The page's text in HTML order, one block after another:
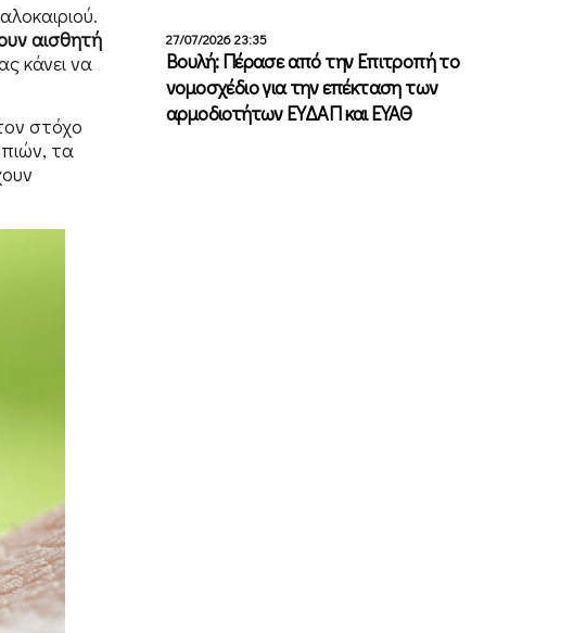
αισθητή
κάνει να
στόχο
τα
27/07/2026 23:35
Βουλή: Πέρασε από την Επιτροπή το
νομοσχέδιο για την επέκταση των
αρμοδιοτήτων ΕΥΔΑΠ και ΕΥΑΘ